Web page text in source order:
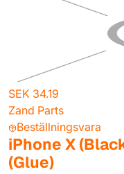
SEK 34.19
Zand Parts
Beställningsvara
iPhone X
(Glue)